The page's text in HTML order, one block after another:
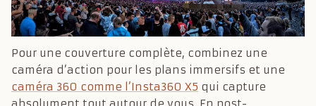
Pour une couverture complète, combinez une
caméra d’action pour les plans immersifs et une
caméra 360 comme l’Insta360 X5 qui capture